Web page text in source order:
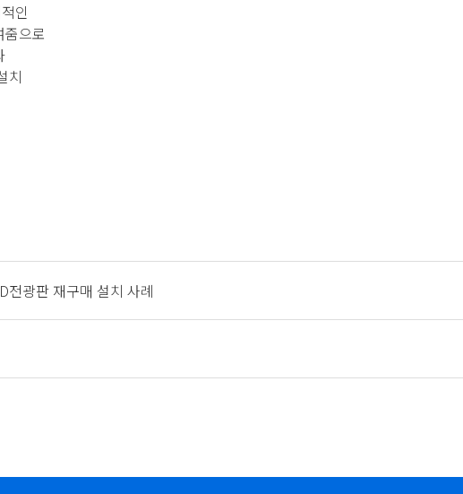
인
으로
치
전광판 재구매 설치 사례